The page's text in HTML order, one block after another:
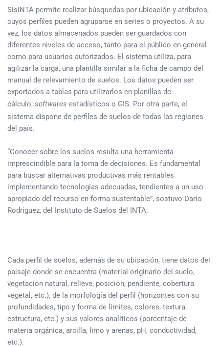
SisINTA permite realizar búsquedas por ubicación y atributos,
cuyos perfiles pueden agruparse en series o proyectos. A su
vez, los datos almacenados pueden ser guardados con
diferentes niveles de acceso, tanto para el público en general
como para usuarios autorizados. El sistema utiliza, para
agilizar la carga, una plantilla similar a la ficha de campo del
manual de relevamiento de suelos. Los datos pueden ser
exportados a tablas para utilizarlos en planillas de
cálculo, softwares estadísticos o GIS. Por otra parte, el
sistema dispone de perfiles de suelos de todas las regiones
del país.
“Conocer sobre los suelos resulta una herramienta
imprescindible para la toma de decisiones. Es fundamental
para buscar alternativas productivas más rentables
implementando tecnologías adecuadas, tendientes a un uso
apropiado del recurso en forma sustentable”, sostuvo Darío
Rodríguez, del Instituto de Suelos del INTA.
Cada perfil de suelos, además de su ubicación, tiene datos del
paisaje donde se encuentra (material originario del suelo,
vegetación natural, relieve, posición, pendiente, cobertura
vegetal, etc.), de la morfología del perfil (horizontes con su
profundidades, tipo y forma de límites, colores, textura,
estructura, etc.) y sus valores analíticos (porcentaje de
materia orgánica, arcilla, limo y arenas, pH, conductividad,
etc.).